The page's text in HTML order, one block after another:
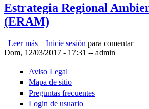
Estrategia Regional
(ERAM)
Leer más sobre Estrategia Regional
Inicie sesión para comentar
Dom, 12/03/2017 - 17:31 -- admin
Aviso Legal
Mapa de sitio
Preguntas frecuentes
Login de usuario